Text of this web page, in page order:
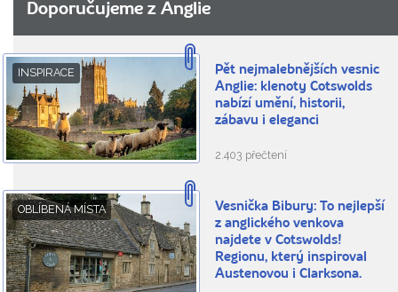
Doporučujeme z Anglie
INSPIRACE
Pět nejmalebnějších vesnic
Anglie: klenoty Cotswolds
nabízí umění, historii,
zábavu i eleganci
2.403 přečtení
OBLÍBENÁ MÍSTA
Vesnička Bibury: To nejlepší
z anglického venkova
najdete v Cotswolds!
Regionu, který inspiroval
Austenovou i Clarksona.